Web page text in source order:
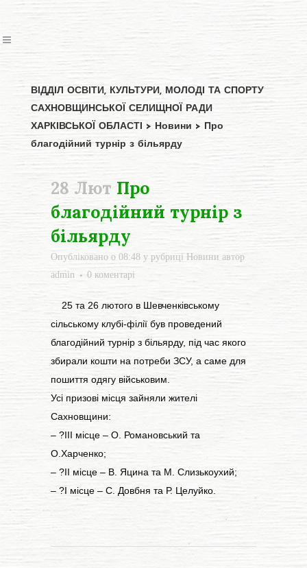
ВІДДІЛ ОСВІТИ, КУЛЬТУРИ, МОЛОДІ ТА СПОРТУ
САХНОВЩИНСЬКОЇ СЕЛИЩНОЇ РАДИ
ХАРКІВСЬКОЇ ОБЛАСТІ > Новини > Про
благодійний турнір з більярду
28 Лют Про
благодійний турнір з
більярду
Опубліковано о 08:48 у рубриці Новини автор
admin
0 коментарі
25 та 26 лютого в Шевченківському
сільському клубі-філії був проведений
благодійний турнір з більярду, під час якого
збирали кошти на потреби ЗСУ, а саме для
пошиття одягу військовим.
Усі призові місця зайняли жителі
Сахновщини:
– ?ІІІ місце – О. Романовський та
О.Харченко;
– ?ІІ місце – В. Яцина та М. Слизькоухий;
– ?І місце – С. Довбня та Р. Целуйко.